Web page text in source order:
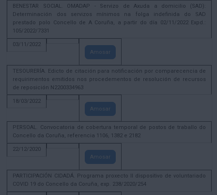
BENESTAR SOCIAL. OMADAP - Servizo de Axuda a domicilio (SAD):
Determinación dos servizos mínimos na folga indefinida do SAD
prestado polo Concello de A Coruña, a partir do día 02/11/2022 Expd.:
105/2022/7331
03/11/2022
Amosar
TESOURERÍA. Edicto de citación para notificación por comparecencia de
requirimentos emitidos nos procedementos de resolución de recursos
de reposición N2200334963
18/03/2022
Amosar
PERSOAL. Convocatoria de cobertura temporal de postos de traballo do
Concello da Coruña, referencia 1106, 1382 e 2182
22/12/2020
Amosar
PARTICIPACIÓN CIDADÁ. Programa proxecto II dispositivo de voluntariado
COVID 19 do Concello da Coruña, exp. 238/2020/254